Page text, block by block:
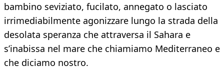
bambino seviziato, fucilato, annegato o lasciato
irrimediabilmente agonizzare lungo la strada della
desolata speranza che attraversa il Sahara e
s’inabissa nel mare che chiamiamo Mediterraneo e
che diciamo nostro.